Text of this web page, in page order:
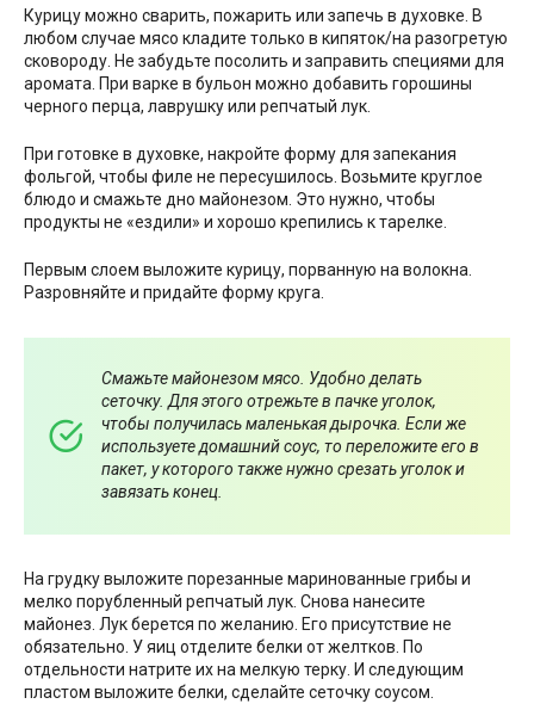
Курицу можно сварить, пожарить или запечь в духовке. В
любом случае мясо кладите только в кипяток/на разогретую
сковороду. Не забудьте посолить и заправить специями для
аромата. При варке в бульон можно добавить горошины
черного перца, лаврушку или репчатый лук.
При готовке в духовке, накройте форму для запекания
фольгой, чтобы филе не пересушилось. Возьмите круглое
блюдо и смажьте дно майонезом. Это нужно, чтобы
продукты не «ездили» и хорошо крепились к тарелке.
Первым слоем выложите курицу, порванную на волокна.
Разровняйте и придайте форму круга.
Смажьте майонезом мясо. Удобно делать
сеточку. Для этого отрежьте в пачке уголок,
чтобы получилась маленькая дырочка. Если же
используете домашний соус, то переложите его в
пакет, у которого также нужно срезать уголок и
завязать конец.
На грудку выложите порезанные маринованные грибы и
мелко порубленный репчатый лук. Снова нанесите
майонез. Лук берется по желанию. Его присутствие не
обязательно. У яиц отделите белки от желтков. По
отдельности натрите их на мелкую терку. И следующим
пластом выложите белки, сделайте сеточку соусом.